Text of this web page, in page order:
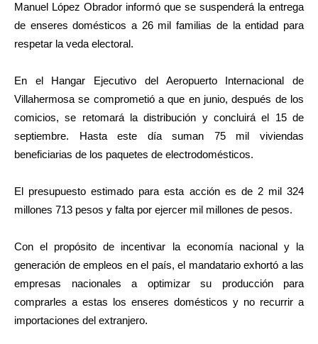
Manuel López Obrador informó que se suspenderá la entrega
de enseres domésticos a 26 mil familias de la entidad para
respetar la veda electoral.
En el Hangar Ejecutivo del Aeropuerto Internacional de
Villahermosa se comprometió a que en junio, después de los
comicios, se retomará la distribución y concluirá el 15 de
septiembre. Hasta este día suman 75 mil viviendas
beneficiarias de los paquetes de electrodomésticos.
El presupuesto estimado para esta acción es de 2 mil 324
millones 713 pesos y falta por ejercer mil millones de pesos.
Con el propósito de incentivar la economía nacional y la
generación de empleos en el país, el mandatario exhortó a las
empresas nacionales a optimizar su producción para
comprarles a estas los enseres domésticos y no recurrir a
importaciones del extranjero.